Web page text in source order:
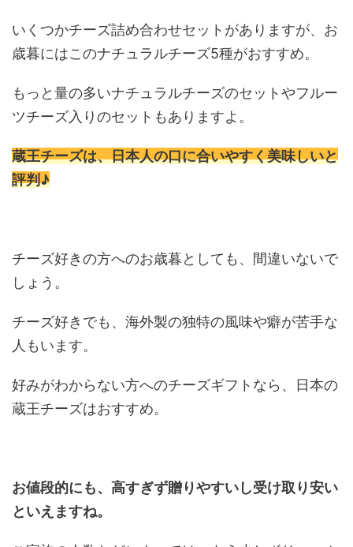
いくつかチーズ詰め合わせセットがありますが、お
歳暮にはこのナチュラルチーズ5種がおすすめ。
もっと量の多いナチュラルチーズのセットやフルー
ツチーズ入りのセットもありますよ。
蔵王チーズは、日本人の口に合いやすく美味しいと
評判♪
チーズ好きの方へのお歳暮としても、間違いないで
しょう。
チーズ好きでも、海外製の独特の風味や癖が苦手な
人もいます。
好みがわからない方へのチーズギフトなら、日本の
蔵王チーズはおすすめ。
お値段的にも、高すぎず贈りやすいし受け取り安い
といえますね。